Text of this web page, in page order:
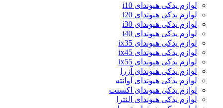
لوازم یدکی هیوندای i10
لوازم یدکی هیوندای i20
لوازم یدکی هیوندای i30
لوازم یدکی هیوندای i40
لوازم یدکی هیوندای ix35
لوازم یدکی هیوندای ix45
لوازم یدکی هیوندای ix55
لوازم یدکی هیوندای آزرا
لوازم یدکی هیوندای آوانته
لوازم یدکی هیوندای اکسنت
لوازم یدکی هیوندای النترا